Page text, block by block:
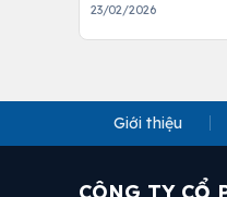
23/02/2026
Giới thiệu
CÔNG TY CỔ